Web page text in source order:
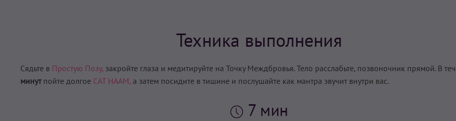
Техника выполнения
Сядьте в Простую Позу, закройте глаза и медитируйте на Точку Междбровья. Тело расслабьте, позвоночник прямой. В
минут пойте долгое САТ НААМ, а затем посидите в тишине и послушайте как мантра звучит внутри вас.
7 мин